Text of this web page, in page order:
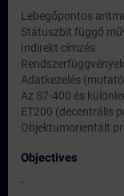
Lebegőpontos
Státuszbit függő
Indirekt címzés
Rendszerfüggvények
Adatkezelés (mutató,
Az S7-400 és
ET200 (decentrális
Objektumorientált
Objectives
-